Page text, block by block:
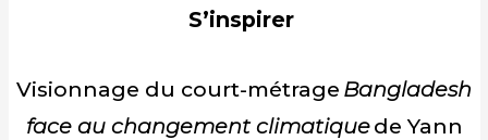
S’inspirer
Visionnage du court-métrage Bangladesh
face au changement climatiquede Yann